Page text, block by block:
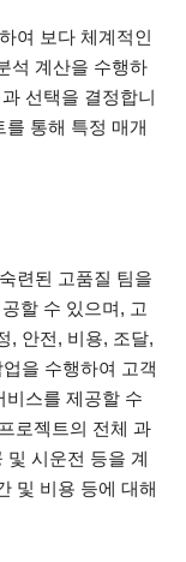
여 보다 체계적인
석 계산을 수행하
선택을 결정합니
통해 특정 매개
련된 고품질 팀을
할 수 있으며, 고
, 안전, 비용, 조달,
을 수행하여 고객
비스를 제공할 수
로젝트의 전체 과
및 시운전 등을 계
및 비용 등에 대해